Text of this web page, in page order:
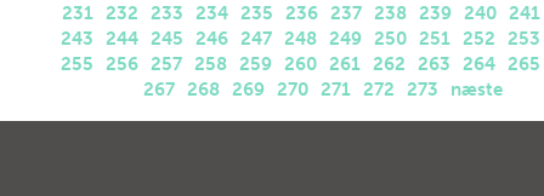
231 232 233 234 235 236 237 238 239 240 241
243
244 245 246 247 248 249 250 251 252
253
255
256 257 258 259 260 261 262 263 264 265
267 268 269 270 271 272 273 næste